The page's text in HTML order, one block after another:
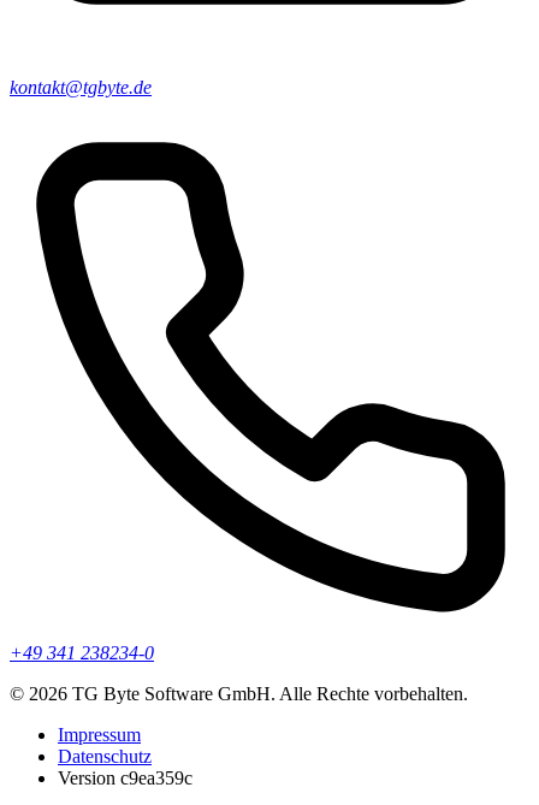
kontakt@tgbyte.de
+49 341 238234-0
© 2026 TG Byte Software GmbH. Alle Rechte vorbehalten.
Impressum
Datenschutz
Version c9ea359c